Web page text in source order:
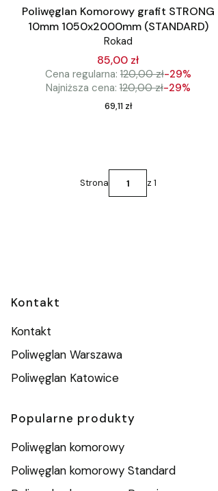
Poliwęglan Komorowy grafit STRONG
10mm 1050x2000mm (STANDARD)
Rokad
85,00 zł
Cena regularna: 120,00 zł-29%
Najniższa cena: 120,00 zł-29%
Cena
69,11 zł
Strona z 1
Linki w stopce
Kontakt
Kontakt
Poliwęglan Warszawa
Poliwęglan Katowice
Popularne produkty
Poliwęglan komorowy
Poliwęglan komorowy Standard